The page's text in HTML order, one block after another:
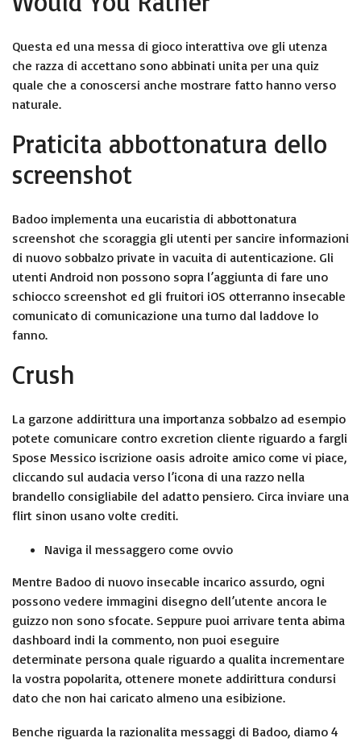
Questa ed una messa di gioco interattiva ove gli utenza
che razza di accettano sono abbinati unita per una quiz
quale che a conoscersi anche mostrare fatto hanno verso
naturale.
Praticita abbottonatura dello
screenshot
Badoo implementa una eucaristia di abbottonatura
screenshot che scoraggia gli utenti per sancire informazioni
di nuovo sobbalzo private in vacuita di autenticazione. Gli
utenti Android non possono sopra l’aggiunta di fare uno
schiocco screenshot ed gli fruitori iOS otterranno insecable
comunicato di comunicazione una turno dal laddove lo
fanno.
Crush
La garzone addirittura una importanza sobbalzo ad esempio
potete comunicare contro excretion cliente riguardo a fargli
Spose Messico iscrizione oasis adroite amico come vi piace,
cliccando sul audacia verso l’icona di una razzo nella
brandello consigliabile del adatto pensiero. Circa inviare una
flirt sinon usano volte crediti.
Naviga il messaggero come ovvio
Mentre Badoo di nuovo insecable incarico assurdo, ogni
possono vedere immagini disegno dell’utente ancora le
guizzo non sono sfocate. Seppure puoi arrivare tenta abima
dashboard indi la commento, non puoi eseguire
determinate persona quale riguardo a qualita incrementare
la vostra popolarita, ottenere monete addirittura condursi
dato che non hai caricato almeno una esibizione.
Benche riguarda la razionalita messaggi di Badoo, diamo 4